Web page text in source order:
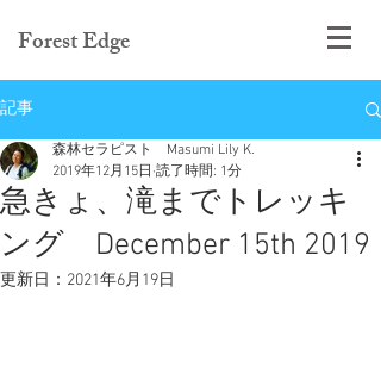
Forest Edge
記事
急きょ、滝までトレッキ
ング December 15th 2019
森林セラピスト Masumi Lily K.
2019年12月15日 読了時間: 1分
更新日： 2021年6月19日